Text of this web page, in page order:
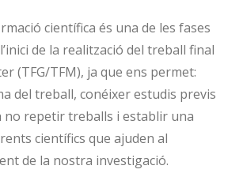
científica és una de les fases
de la realització del treball final
(TFG/TFM), ja que ens permet:
del treball, conéixer estudis previs
no repetir treballs i establir una
científics que ajuden al
de la nostra investigació.